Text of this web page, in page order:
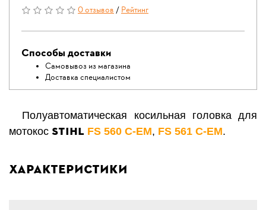
0 отзывов/Рейтинг
Способы доставки
Самовывоз из магазина
Доставка специалистом
Полуавтоматическая косильная головка для
мотокос STIHL FS 560 С-ЕМ, FS 561 С-ЕМ.
Характеристики